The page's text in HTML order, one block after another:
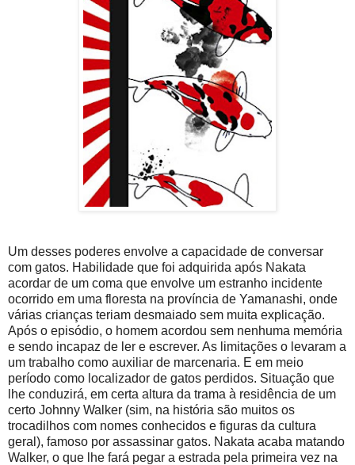
Um desses poderes envolve a capacidade de conversar
com gatos. Habilidade que foi adquirida após Nakata
acordar de um coma que envolve um estranho incidente
ocorrido em uma floresta na província de Yamanashi, onde
várias crianças teriam desmaiado sem muita explicação.
Após o episódio, o homem acordou sem nenhuma memória
e sendo incapaz de ler e escrever. As limitações o levaram a
um trabalho como auxiliar de marcenaria. E em meio
período como localizador de gatos perdidos. Situação que
lhe conduzirá, em certa altura da trama à residência de um
certo Johnny Walker (sim, na história são muitos os
trocadilhos com nomes conhecidos e figuras da cultura
geral), famoso por assassinar gatos. Nakata acaba matando
Walker, o que lhe fará pegar a estrada pela primeira vez na